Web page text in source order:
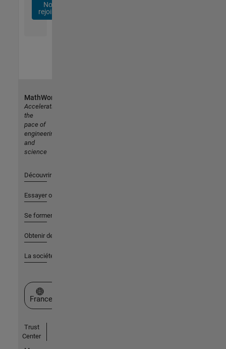
Nous
rejoindre
MathWorks
Accelerating
the
pace of
engineering
and
science
Découvrir les produits
Essayer ou acheter
Se former
Obtenir de l'aide
La société
Sélectionner un site web
France
Trust
Center